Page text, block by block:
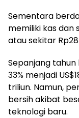
Sementara
memiliki kas dan
atau sekitar
Sepanjang
33% menjadi
triliun. Namun,
bersih akibat
teknologi baru.